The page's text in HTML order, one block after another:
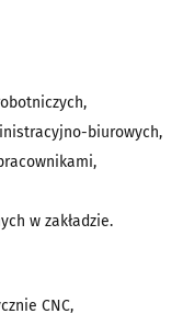
biurowych,
w zakładzie.
CNC,